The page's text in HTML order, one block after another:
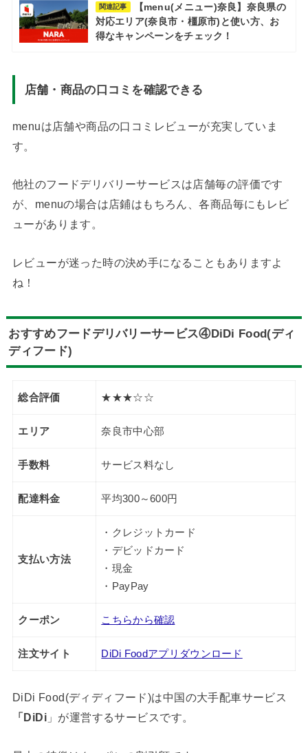
関連記事
【menu(メニュー)奈良】奈良県の
対応エリア(奈良市・橿原市)と使い方、お
得なキャンペーンをチェック！
店舗・商品の口コミを確認できる
menuは店舗や商品の口コミレビューが充実していま
す。
他社のフードデリバリーサービスは店舗毎の評価です
が、menuの場合は店鋪はもちろん、各商品毎にもレビ
ューがあります。
レビューが迷った時の決め手になることもありますよ
ね！
おすすめフードデリバリーサービス④DiDi Food(ディ
ディフード)
総合評価 ★★★☆☆
エリア 奈良市中心部
手数料 サービス料なし
配達料金 平均300～600円
支払い方法
・クレジットカード
・デビッドカード
・現金
・PayPay
クーポン こちらから確認
注文サイト DiDi Foodアプリダウンロード
DiDi Food(ディディフード)は中国の大手配車サービス
「DiDi」が運営するサービスです。